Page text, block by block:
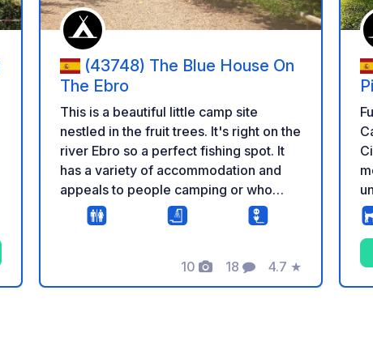
(43748) The Blue House On
The Ebro
This is a beautiful little camp site
nestled in the fruit trees. It's right on the
river Ebro so a perfect fishing spot. It
has a variety of accommodation and
appeals to people camping or who
have motor homes or caravans.
10
Foto
18
Commenti
4.7
Valutazione
★